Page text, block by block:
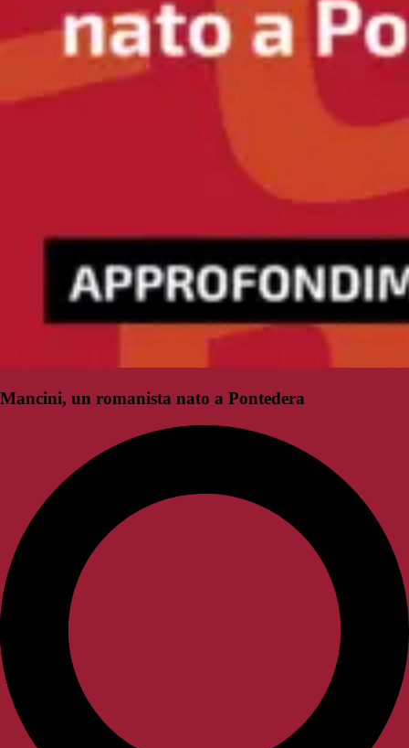
Mancini, un romanista nato a Pontedera